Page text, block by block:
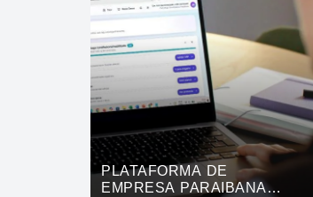
PLATAFORMA DE
EMPRESA PARAIBANA